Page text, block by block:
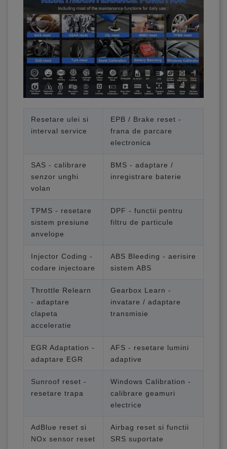
Resetare ulei si
interval service
EPB / Brake reset -
frana de parcare
electronica
SAS - calibrare
senzor unghi
volan
BMS - adaptare /
inregistrare baterie
TPMS - resetare
sistem presiune
anvelope
DPF - functii pentru
filtru de particule
Injector Coding -
codare injectoare
ABS Bleeding - aerisire
sistem ABS
Throttle Relearn
- adaptare
clapeta
acceleratie
Gearbox Learn -
invatare / adaptare
transmisie
EGR Adaptation -
adaptare EGR
AFS - resetare lumini
adaptive
Sunroof reset -
resetare trapa
Windows Calibration -
calibrare geamuri
electrice
AdBlue reset si
NOx sensor reset
Airbag reset si functii
SRS suportate